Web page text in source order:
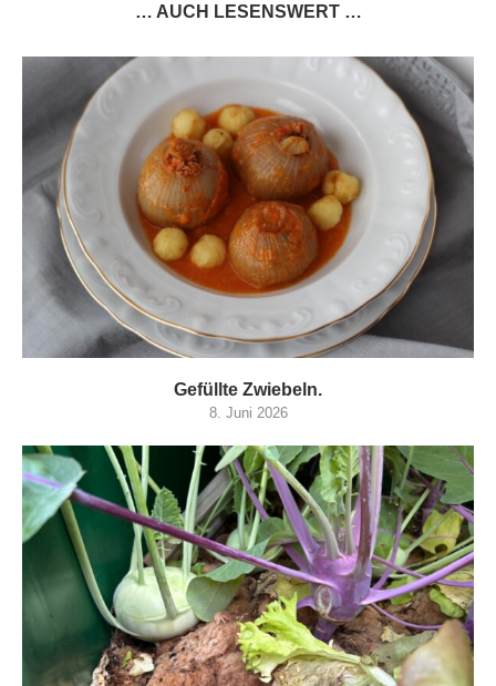
… AUCH LESENSWERT …
Gefüllte Zwiebeln.
8. Juni 2026